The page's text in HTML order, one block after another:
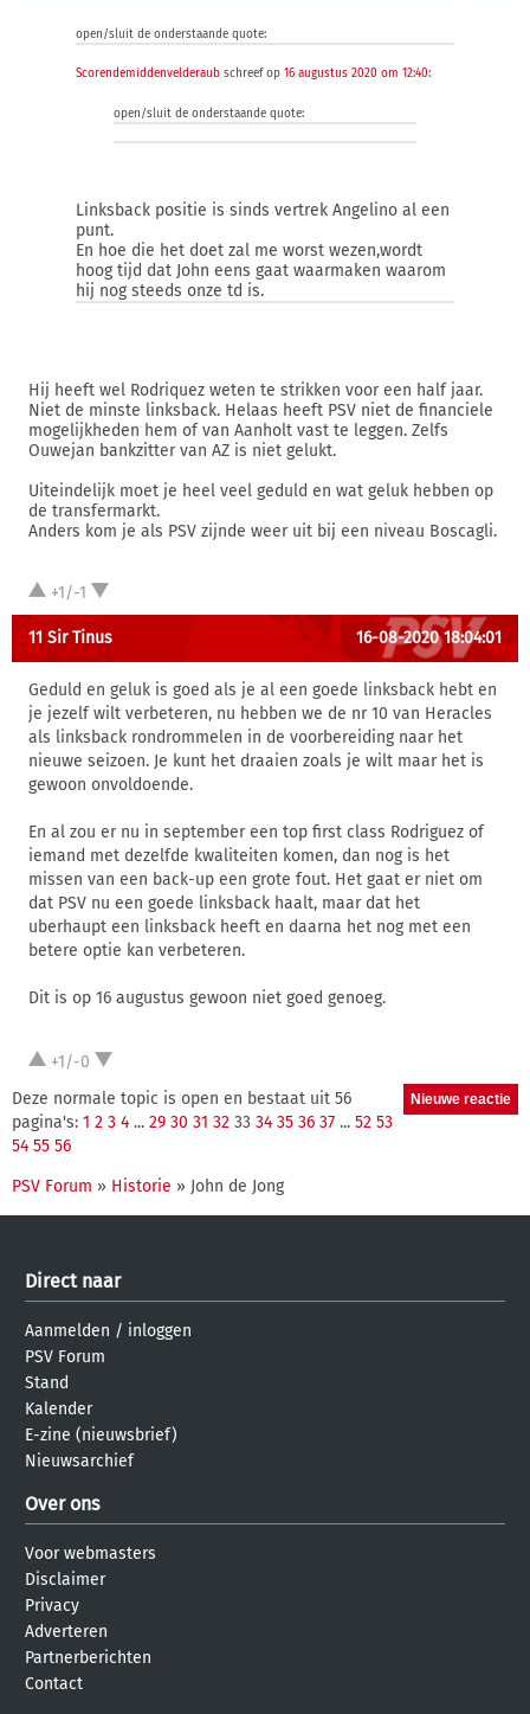
open/sluit de onderstaande quote:
Scorendemiddenvelderaub schreef op 16 augustus 2020 om 12:40:
open/sluit de onderstaande quote:
Linksback positie is sinds vertrek Angelino al een
punt.
En hoe die het doet zal me worst wezen,wordt
hoog tijd dat John eens gaat waarmaken waarom
hij nog steeds onze td is.
Hij heeft wel Rodriquez weten te strikken voor een half jaar.
Niet de minste linksback. Helaas heeft PSV niet de financiele
mogelijkheden hem of van Aanholt vast te leggen. Zelfs
Ouwejan bankzitter van AZ is niet gelukt.
Uiteindelijk moet je heel veel geduld en wat geluk hebben op
de transfermarkt.
Anders kom je als PSV zijnde weer uit bij een niveau Boscagli.
+1/-1
11 Sir Tinus 16-08-2020 18:04:01
Geduld en geluk is goed als je al een goede linksback hebt en
je jezelf wilt verbeteren, nu hebben we de nr 10 van Heracles
als linksback rondrommelen in de voorbereiding naar het
nieuwe seizoen. Je kunt het draaien zoals je wilt maar het is
gewoon onvoldoende.
En al zou er nu in september een top first class Rodriguez of
iemand met dezelfde kwaliteiten komen, dan nog is het
missen van een back-up een grote fout. Het gaat er niet om
dat PSV nu een goede linksback haalt, maar dat het
uberhaupt een linksback heeft en daarna het nog met een
betere optie kan verbeteren.
Dit is op 16 augustus gewoon niet goed genoeg.
+1/-0
Deze normale topic is open en bestaat uit 56
pagina's: 1 2 3 4 ... 29 30 31 32 33 34 35 36 37 ... 52 53
54 55 56
PSV Forum » Historie » John de Jong
Direct naar
Aanmelden / inloggen
PSV Forum
Stand
Kalender
E-zine (nieuwsbrief)
Nieuwsarchief
Over ons
Voor webmasters
Disclaimer
Privacy
Adverteren
Partnerberichten
Contact